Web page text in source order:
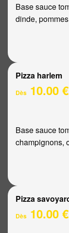
Base sauce
dinde,
Pizza harlem
Dès 10.00 €
Base sauce
champignons,
Pizza
Dès 10.00 €